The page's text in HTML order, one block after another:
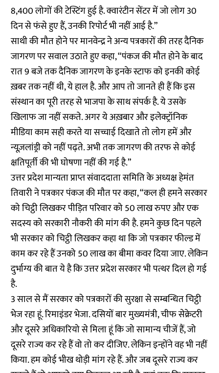
8,400 लोगों की टेस्टिंग हुई है. क्वारंटीन सेंटर में जो लोग 30
दिन से फंसे हुए हैं, उनकी रिपोर्ट भी नहीं आई है.”
साथी की मौत होने पर मानवेन्द्र ने अन्य पत्रकारों की तरह दैनिक
जागरण पर सवाल उठाते हुए कहा, “पंकज की मौत होने के बाद
रात 9 बजे तक दैनिक जागरण के इनके स्टाफ को इनकी कोई
ख़बर तक नहीं थी, ये हाल है. और आप तो जानते ही हैं कि इस
संस्थान का पूरी तरह से भाजपा के साथ संपर्क है. ये उसके
खिलाफ जा नहीं सकते. अगर ये अख़बार और इलेक्ट्रॉनिक
मीडिया काम सही करते या सच्चाई दिखाते तो लोग हमें और
न्यूज़लांड्री को नहीं पढ़ते. अभी तक जागरण की तरफ से कोई
क्षतिपूर्ती की भी घोषणा नहीं की गई है.”
उत्तर प्रदेश मान्यता प्राप्त संवाददाता समिति के अध्यक्ष हेमंत
तिवारी ने पत्रकार पंकज की मौत पर कहा, “कल ही हमने सरकार
को चिट्ठी लिखकर पीड़ित परिवार को 50 लाख रुपए और एक
सदस्य को सरकारी नौकरी की मांग की है. हमने कुछ दिन पहले
भी सरकार को चिट्ठी लिखकर कहा था कि जो पत्रकार फील्ड में
काम कर रहे हैं उनको 50 लाख का बीमा कवर दिया जाए. लेकिन
दुर्भाग्य की बात ये है कि उत्तर प्रदेश सरकार भी पत्थर दिल हो गई
है.
3 साल से मैं सरकार को पत्रकारों की सुरक्षा से सम्बन्धित चिट्ठी
भेज रहा हूं. रिमाइंडर भेजा. दसियों बार मुख्यमंत्री, चीफ सेक्रेटरी
और दूसरे अधिकारियो से मिला हूं कि जो सामान्य चीजें हैं, जो
दूसरे राज्य कर रहे हैं वो तो कर दीजिए. लेकिन इन्होंने वह भी नहीं
किया. हम कोई भीख थोड़ी मांग रहे हैं. और जब दूसरे राज्य कर